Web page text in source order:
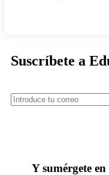
Suscríbete a
Y sumérgete